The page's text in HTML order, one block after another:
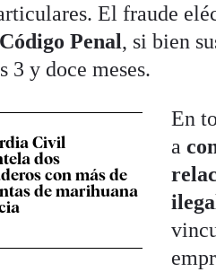
El fraude
Penal, si bien
3 y doce meses.
Civil
dos
con más de
de marihuana
En
a